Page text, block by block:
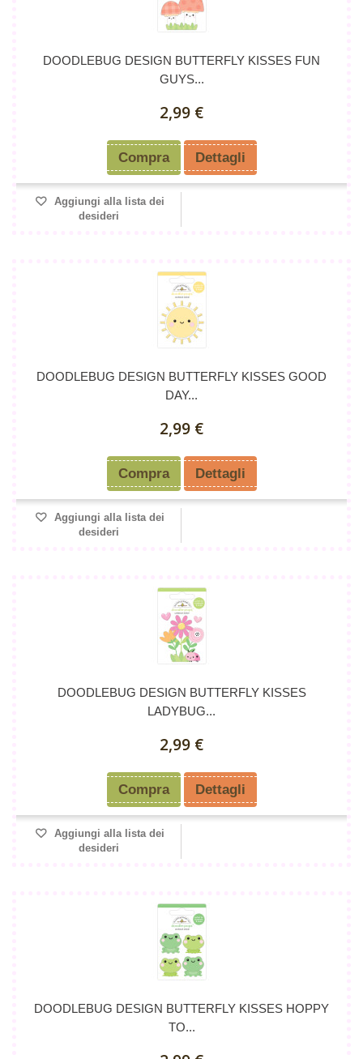
DOODLEBUG DESIGN BUTTERFLY KISSES FUN
GUYS...
2,99 €
Compra Dettagli
Aggiungi alla lista dei
desideri
DOODLEBUG DESIGN BUTTERFLY KISSES GOOD
DAY...
2,99 €
Compra Dettagli
Aggiungi alla lista dei
desideri
DOODLEBUG DESIGN BUTTERFLY KISSES
LADYBUG...
2,99 €
Compra Dettagli
Aggiungi alla lista dei
desideri
DOODLEBUG DESIGN BUTTERFLY KISSES HOPPY
TO...